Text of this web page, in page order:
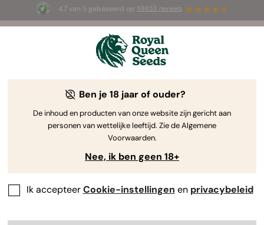
4.7 van 5 gebaseerd op 58653 reviews
☀️ Summer Sales: tot wel 50% korting
op geselecteerde producten! ⏤
Ben je 18 jaar of ouder?
De inhoud en producten van onze website zijn gericht aan
personen van wettelijke leeftijd. Zie de Algemene
Voorwaarden.
Nee, ik ben geen 18+
Ik accepteerCookie-instellingen en privacybeleid